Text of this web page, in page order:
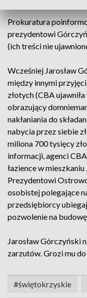
Prokuratura
prezydentowi
(ich treści nie
Wcześniej Jarosław
między innymi
złotych (CBA
obrazujący
nakłaniania do
nabycia przez siebie
miliona 700 tysięcy
informacji, agenci
łazience w
Prezydentowi
osobistej polegające
przedsiębiorcy
pozwolenie na
Jarosław Górczyński
zarzutów. Grozi mu
#świętokrzyskie